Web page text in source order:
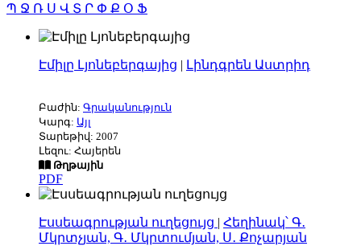
Պ Ջ Ռ Ս Վ Տ Ր Փ Ք Օ Ֆ
Էմիլը Լյոնեբերգայից | Լինդգրեն Աստրիդ
Բաժին: Գրականություն
Կարգ: Այլ
Տարեթիվ: 2007
Լեզու: Հայերեն
Թղթային
PDF
Էսսեագրության ուղեցույց | Հեղինակ՝ Գ․
Մկրտչյան, Գ․ Մկրտումյան, Ս․ Քոչարյան